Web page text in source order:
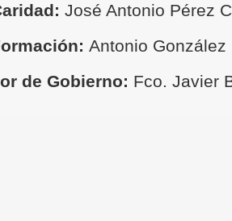
José Antonio Pérez
Antonio González
de Gobierno: Fco. Javier